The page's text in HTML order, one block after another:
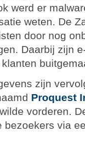
werd er
weten. De
door nog
Daarbij zijn
zijn
Proquest
vorderen.
via